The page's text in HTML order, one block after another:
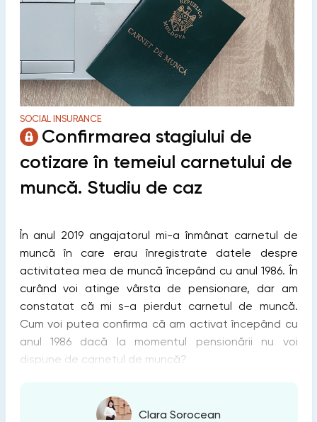
SOCIAL INSURANCE
Confirmarea stagiului de
cotizare în temeiul carnetului de
muncă. Studiu de caz
În anul 2019 angajatorul mi-a înmânat carnetul de
muncă în care erau înregistrate datele despre
activitatea mea de muncă începând cu anul 1986. În
curând voi atinge vârsta de pensionare, dar am
constatat că mi s-a pierdut carnetul de muncă.
Cum voi putea confirma că am activat începând cu
anul 1986 dacă la momentul pensionării nu voi
dispune de carnetul de muncă?
Clara Sorocean